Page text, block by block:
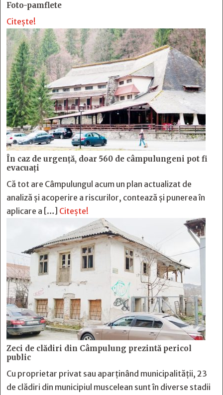
Foto-pamflete
Citește!
În caz de urgență, doar 560 de câmpulungeni pot fi
evacuați
Că tot are Câmpulungul acum un plan actualizat de
analiză și acoperire a riscurilor, contează și punerea în
aplicare a […] Citește!
Zeci de clădiri din Câmpulung prezintă pericol
public
Cu proprietar privat sau aparținând municipalității, 23
de clădiri din municipiul muscelean sunt în diverse stadii